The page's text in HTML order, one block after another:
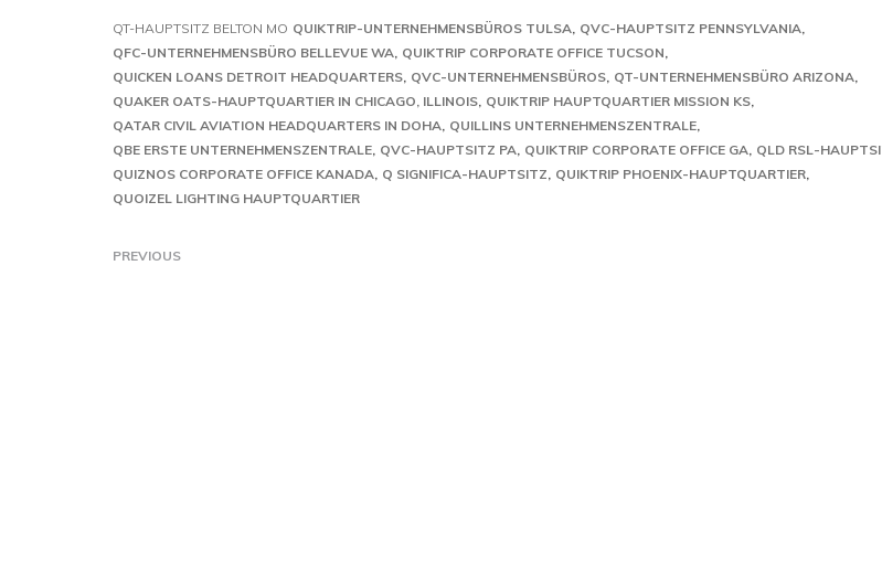
QT-HAUPTSITZ BELTON MO QUIKTRIP-UNTERNEHMENSBÜROS TULSA QVC-HAUPTSITZ PENNSYLVANIA
QFC-UNTERNEHMENSBÜRO BELLEVUE WA QUIKTRIP CORPORATE OFFICE TUCSON
QUICKEN LOANS DETROIT HEADQUARTERS QVC-UNTERNEHMENSBÜROS QT-UNTERNEHMENSBÜRO ARIZONA
QUAKER OATS-HAUPTQUARTIER IN CHICAGO, ILLINOIS QUIKTRIP HAUPTQUARTIER MISSION KS
QATAR CIVIL AVIATION HEADQUARTERS IN DOHA QUILLINS UNTERNEHMENSZENTRALE
QBE ERSTE UNTERNEHMENSZENTRALE QVC-HAUPTSITZ PA QUIKTRIP CORPORATE OFFICE GA QLD RSL-
QUIZNOS CORPORATE OFFICE KANADA Q SIGNIFICA-HAUPTSITZ QUIKTRIP PHOENIX-HAUPTQUARTIER
QUOIZEL LIGHTING HAUPTQUARTIER
PREVIOUS